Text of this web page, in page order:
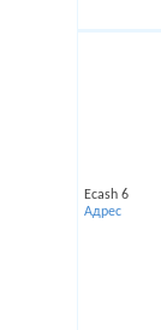
Ecash 6
Адрес